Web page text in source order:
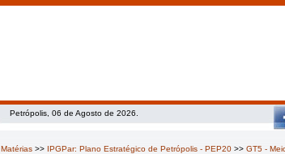
Petrópolis, 06 de Agosto de 2026.
Matérias >> IPGPar: Plano Estratégico de Petrópolis - PEP20 >> GT5 -